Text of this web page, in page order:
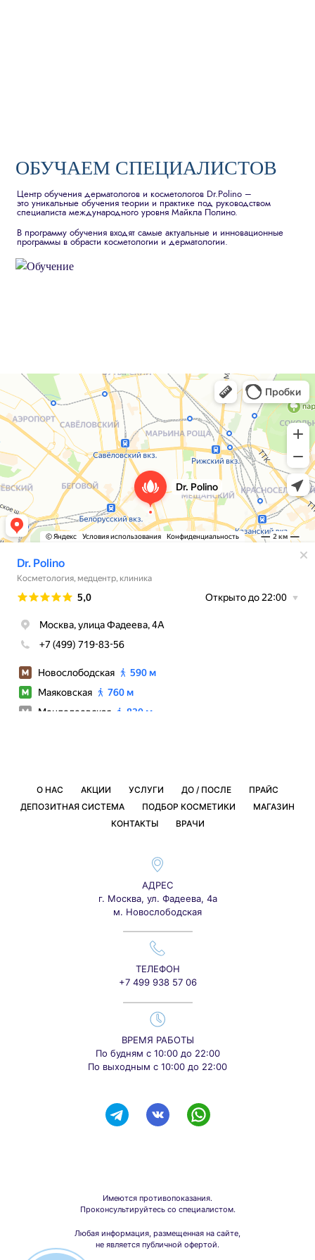
ОБУЧАЕМ СПЕЦИАЛИСТОВ
Центр обучения дерматологов и косметологов Dr.Polino –
это уникальные обучения теории и практике под руководством
специалиста международного уровня Майкла Полино.
В программу обучения входят самые актуальные и инновационные
программы в обрасти косметологии и дерматологии.
О НАС АКЦИИ УСЛУГИ ДО / ПОСЛЕ
ПРАЙС
ДЕПОЗИТНАЯ СИСТЕМА
ПОДБОР КОСМЕТИКИ
МАГАЗИН
КОНТАКТЫ
ВРАЧИ
АДРЕС
г. Москва, ул. Фадеева, 4а
м. Новослободская
ТЕЛЕФОН
+7 499 938 57 06
ВРЕМЯ РАБОТЫ
По будням с 10:00 до 22:00
По выходным с 10:00 до 22:00
Имеются противопоказания.
Проконсультируйтесь со специалистом.
Любая информация, размещенная на сайте,
не является публичной офертой.